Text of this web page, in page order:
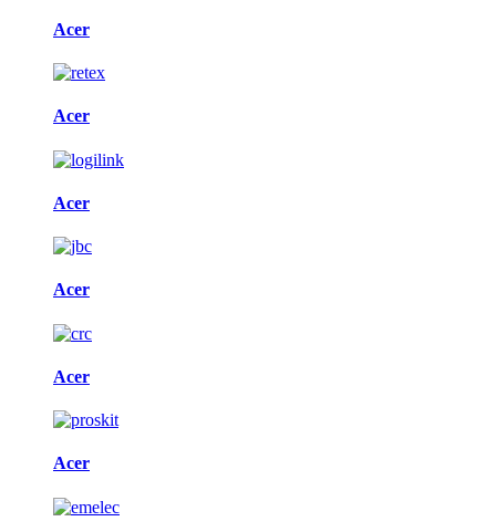
Acer
Acer
Acer
Acer
Acer
Acer